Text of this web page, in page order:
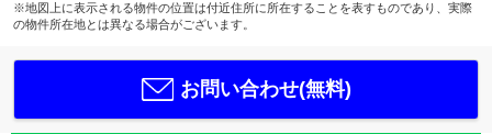
※地図上に表示される物件の位置は付近住所に所在することを表すものであり、実際
の物件所在地とは異なる場合がございます。
お問い合わせ(無料)